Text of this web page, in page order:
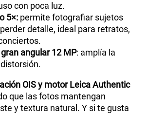
con poca luz.
5×: permite fotografiar sujetos
detalle, ideal para retratos,
angular 12 MP: amplía la
OIS y motor Leica Authentic
que las fotos mantengan
y textura natural. Y si te gusta